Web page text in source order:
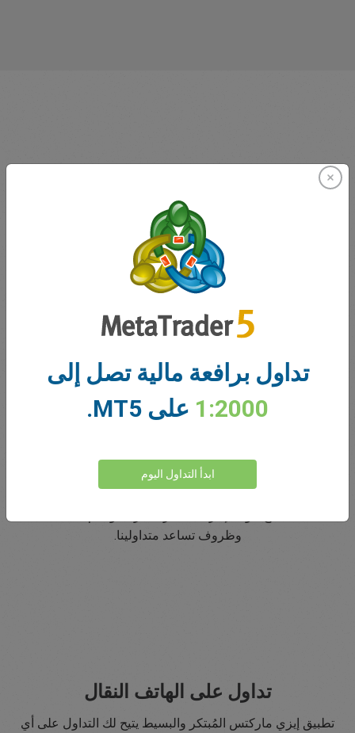
نبتكر منذ 2001
تخدم إيزي ماركتس عملاءها منذ 2001. سعينا منذ البداية لتقديم
أكثر المنتجات والأدوات والخدمات ابتكارًا لعملائنا.
تقييم 5 نجوم على Trustpilot
وظروف تساعد متداولينا.
تداول على الهاتف النقال
تطبيق إيزي ماركتس المُبتكر والبسيط يتيح لك التداول على أي
تداول برافعة مالية تصل إلى
1:2000 على MT5.
ابدأ التداول اليوم